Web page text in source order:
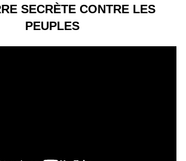
SECRÈTE CONTRE LES
PEUPLES